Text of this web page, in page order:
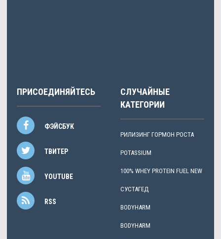
ПРИСОЕДИНЯЙТЕСЬ
ФЭЙСБУК
ТВИТЕР
YOUTUBE
RSS
СЛУЧАЙНЫЕ
КАТЕГОРИИ
РИЛИЗИНГ ГОРМОН РОСТА
POTASSIUM
100% WHEY PROTEIN FUEL NEW
СУСТАГЕД
BODYHARM
BODYHARM